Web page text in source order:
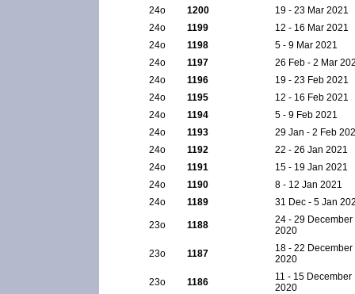
24ο
1200
19 - 23 Mar 2021
24ο
1199
12 - 16 Mar 2021
24ο
1198
5 - 9 Mar 2021
24ο
1197
26 Feb - 2 Mar
24ο
1196
19 - 23 Feb 2021
24ο
1195
12 - 16 Feb 2021
24ο
1194
5 - 9 Feb 2021
24ο
1193
29 Jan - 2 Feb
24ο
1192
22 - 26 Jan 2021
24ο
1191
15 - 19 Jan 2021
24ο
1190
8 - 12 Jan 2021
24ο
1189 31 Dec - 5 Jan
23ο 1188
24 - 29 December
2020
23ο 1187
18 - 22 December
2020
23ο 1186
11 - 15 December
2020